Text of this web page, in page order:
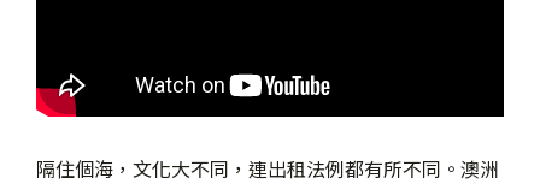
隔住個海，文化大不同，連出租法例都有所不同。澳洲